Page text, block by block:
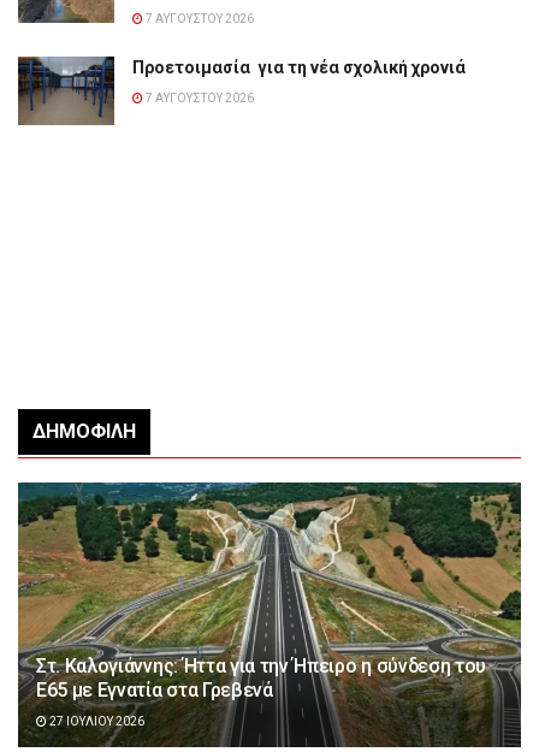
7 ΑΥΓΟΎΣΤΟΥ 2026
Προετοιμασία για τη νέα σχολική χρονιά
7 ΑΥΓΟΎΣΤΟΥ 2026
ΔΗΜΟΦΙΛΉ
Στ. Καλογιάννης: Ήττα για την Ήπειρο η σύνδεση του
Ε65 με Εγνατία στα Γρεβενά
27 ΙΟΥΛΊΟΥ 2026